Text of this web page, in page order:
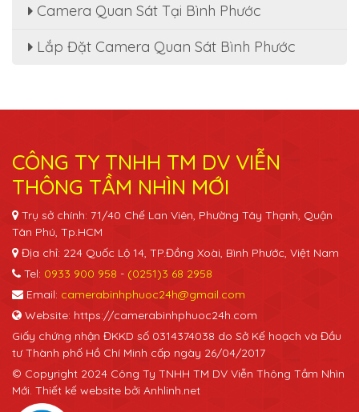
Camera Quan Sát Tại Bình Phước
Lắp Đặt Camera Quan Sát Bình Phước
CÔNG TY TNHH TM DV VIỄN
THÔNG TẦM NHÌN MỚI
Trụ sở chính: 71/40 Chế Lan Viên, Phường Tây Thạnh, Quận
Tân Phú, Tp.HCM
Địa chỉ: 224 Quốc Lộ 14, TP.Đồng Xoài, Bình Phước, Việt Nam
Tel: 0933 900 958 - (0251)3 68 2958
Email: camerabinhphuoc24h@gmail.com
Website: https://camerabinhphuoc24h.com
Giấy chứng nhận ĐKKD số 0314374038 do Sở Kế hoạch và Đầu
tư Thành phố Hồ Chí Minh cấp ngày 26/04/2017
© Copyright 2024 Công Ty TNHH TM DV Viễn Thông Tầm Nhìn
Mới. Thiết kế website bởi Anhlinh.net